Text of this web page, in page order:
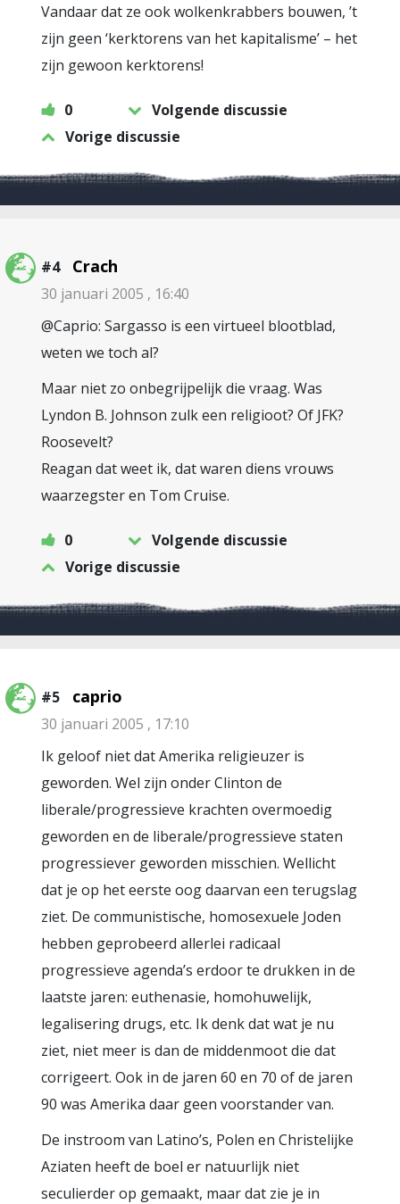
Vandaar dat ze ook wolkenkrabbers bouwen, ’t
zijn geen ‘kerktorens van het kapitalisme’ – het
zijn gewoon kerktorens!
0
Volgende discussie
Vorige discussie
#4 Crach
30 januari 2005 , 16:40
@Caprio: Sargasso is een virtueel blootblad,
weten we toch al?
Maar niet zo onbegrijpelijk die vraag. Was
Lyndon B. Johnson zulk een religioot? Of JFK?
Roosevelt?
Reagan dat weet ik, dat waren diens vrouws
waarzegster en Tom Cruise.
0
Volgende discussie
Vorige discussie
#5 caprio
30 januari 2005 , 17:10
Ik geloof niet dat Amerika religieuzer is
geworden. Wel zijn onder Clinton de
liberale/progressieve krachten overmoedig
geworden en de liberale/progressieve staten
progressiever geworden misschien. Wellicht
dat je op het eerste oog daarvan een terugslag
ziet. De communistische, homosexuele Joden
hebben geprobeerd allerlei radicaal
progressieve agenda’s erdoor te drukken in de
laatste jaren: euthenasie, homohuwelijk,
legalisering drugs, etc. Ik denk dat wat je nu
ziet, niet meer is dan de middenmoot die dat
corrigeert. Ook in de jaren 60 en 70 of de jaren
90 was Amerika daar geen voorstander van.
De instroom van Latino’s, Polen en Christelijke
Aziaten heeft de boel er natuurlijk niet
seculierder op gemaakt, maar dat zie je in